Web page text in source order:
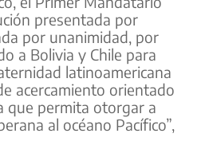
presentada por
por unanimidad, por
a Bolivia y Chile para
latinoamericana
acercamiento orientado
que permita otorgar a
al océano Pacífico”,